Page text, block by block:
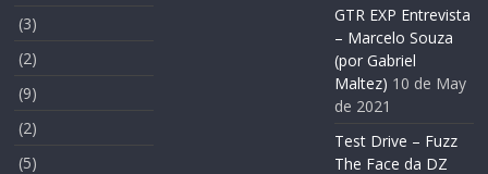
(3)
(2)
(9)
(2)
(5)
GTR EXP Entrevista
– Marcelo Souza
(por Gabriel
Maltez) 10 de May
de 2021
Test Drive – Fuzz
The Face da DZ